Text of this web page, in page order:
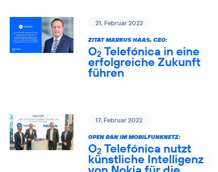
21. Februar 2022
ZITAT MARKUS HAAS, CEO:
O2 Telefónica in eine
erfolgreiche Zukunft
führen
17. Februar 2022
OPEN RAN IM MOBILFUNKNETZ:
O2 Telefónica nutzt
künstliche Intelligenz